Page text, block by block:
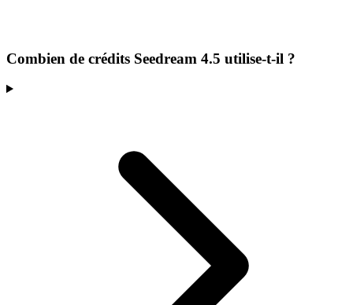
Combien de crédits Seedream 4.5 utilise-t-il ?